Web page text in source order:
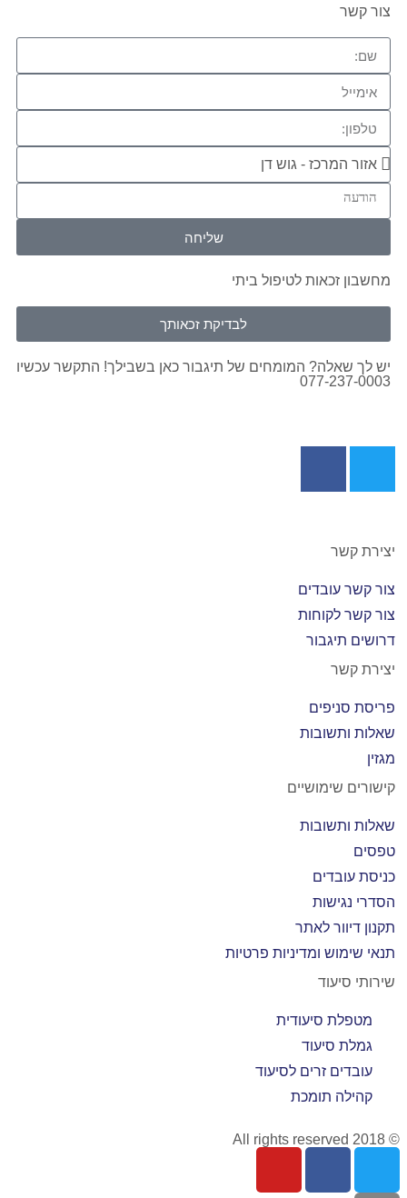
צור קשר
שליחה
מחשבון זכאות לטיפול ביתי
לבדיקת זכאותך
יש לך שאלה? המומחים של תיגבור כאן בשבילך! התקשר עכשיו
077-237-0003
יצירת קשר
צור קשר עובדים
צור קשר לקוחות
דרושים תיגבור
יצירת קשר
פריסת סניפים
שאלות ותשובות
מגזין
קישורים שימושיים
שאלות ותשובות
טפסים
כניסת עובדים
הסדרי נגישות
תקנון דיוור לאתר
תנאי שימוש ומדיניות פרטיות
שירותי סיעוד
מטפלת סיעודית
גמלת סיעוד
עובדים זרים לסיעוד
קהילה תומכת
© 2018 All rights reserved